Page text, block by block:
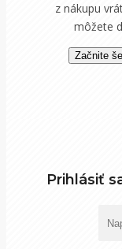
z nákupu
môžete
Začnite
Prihlásiť